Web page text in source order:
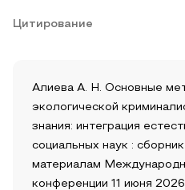
Цитирование
Алиева А. Н. Основные
экологической
знания: интеграция
социальных наук :
материалам
конференции 11 июня